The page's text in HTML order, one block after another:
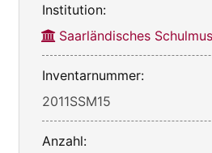
Institution:
Saarländisches
Inventarnummer:
2011SSM15
Anzahl: